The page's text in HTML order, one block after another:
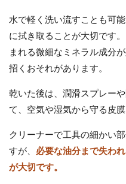
水で軽く洗い流すことも可
に拭き取ることが大切です
まれる微細なミネラル成分
招くおそれがあります。
乾いた後は、潤滑スプレー
て、空気や湿気から守る皮膜
クリーナーで工具の細かい
すが、 必要な油分まで失わ
が大切です。